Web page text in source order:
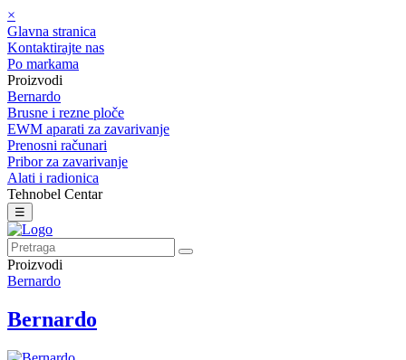
×
Glavna stranica
Kontaktirajte nas
Po markama
Proizvodi
Bernardo
Brusne i rezne ploče
EWM aparati za zavarivanje
Prenosni računari
Pribor za zavarivanje
Alati i radionica
Tehnobel Centar
☰
Proizvodi
Bernardo
Bernardo